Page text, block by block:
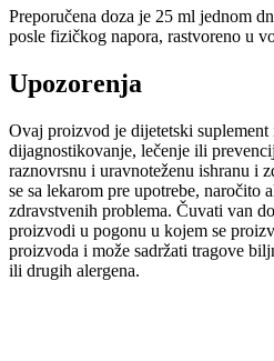
Preporučena doza je 25 ml jednom
posle fizičkog napora, rastvoreno u
Upozorenja
Ovaj proizvod je dijetetski
dijagnostikovanje, lečenje ili
raznovrsnu i uravnoteženu ishranu i
se sa lekarom pre upotrebe, naročito
zdravstvenih problema. Čuvati van
proizvodi u pogonu u kojem se
proizvoda i može sadržati tragove
ili drugih alergena.